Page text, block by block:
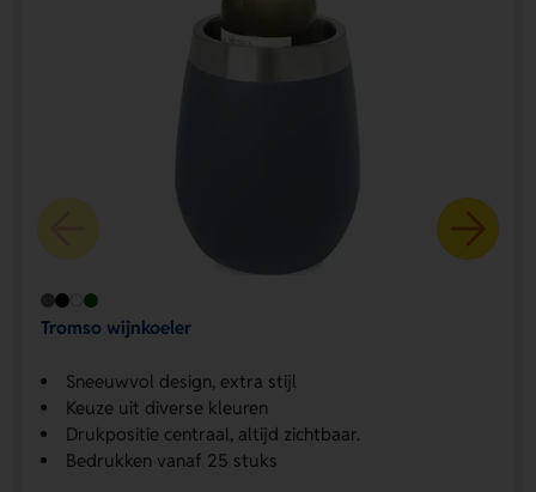
Tromso wijnkoeler
Sneeuwvol design, extra stijl
Keuze uit diverse kleuren
Drukpositie centraal, altijd zichtbaar.
Bedrukken vanaf 25 stuks